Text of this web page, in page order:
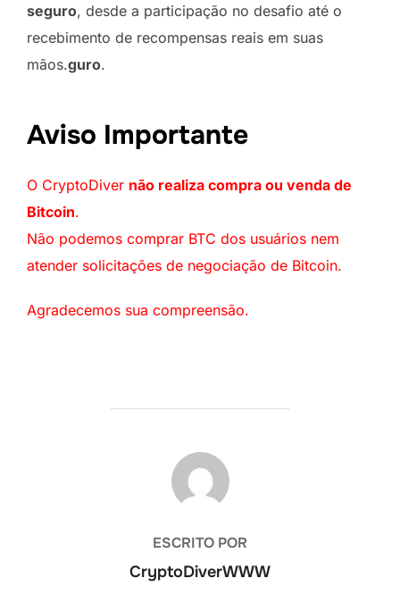
seguro, desde a participação no desafio até o
recebimento de recompensas reais em suas
mãos.guro.
Aviso Importante
O CryptoDiver não realiza compra ou venda de
Bitcoin.
Não podemos comprar BTC dos usuários nem
atender solicitações de negociação de Bitcoin.
Agradecemos sua compreensão.
AUTOR DO POST
ESCRITO POR
CryptoDiverWWW